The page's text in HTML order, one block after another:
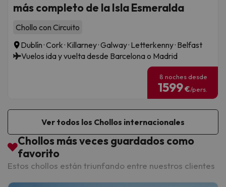
más completo de la Isla Esmeralda
Chollo con Circuito
Dublín · Cork · Killarney · Galway · Letterkenny · Belfast
Vuelos ida y vuelta desde Barcelona o Madrid
8 noches desde
1599€/pers.
Ver todos los Chollos internacionales
Chollos más veces guardados como
favorito
Estos chollos están triunfando entre nuestros clientes